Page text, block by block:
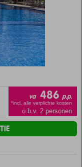
va 486 p.p.
*incl. alle verplichte kosten
o.b.v. 2 personen